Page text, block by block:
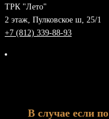
ТРК "Лето"
2 этаж, Пулковское ш, 25/1
+7 (812) 339-88-93
В случае если